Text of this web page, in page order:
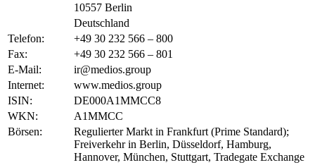
10557 Berlin
Deutschland
Telefon:
+49 30 232 566 – 800
Fax:
+49 30 232 566 – 801
E-Mail:
ir@medios.group
Internet:
www.medios.group
ISIN:
DE000A1MMCC8
WKN:
A1MMCC
Börsen:
Regulierter Markt in Frankfurt (Prime Standard);
Freiverkehr in Berlin, Düsseldorf, Hamburg,
Hannover, München, Stuttgart, Tradegate Exchange